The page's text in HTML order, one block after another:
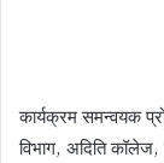
कार्यक्रम समन्वयक
विभाग, अदिति कॉलेज,